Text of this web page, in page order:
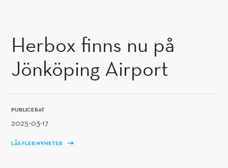
Herbox finns nu på
Jönköping Airport
PUBLICERAT
2025-03-17
LÄS FLER NYHETER